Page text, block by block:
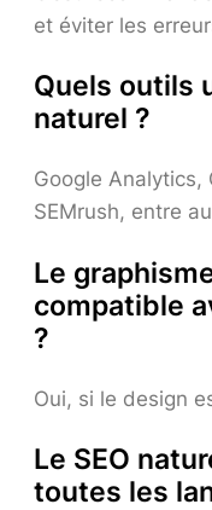
et éviter les
Quels outils
naturel ?
Google Analytics,
SEMrush, entre
Le
compatible
?
Oui, si le design
Le SEO
toutes les